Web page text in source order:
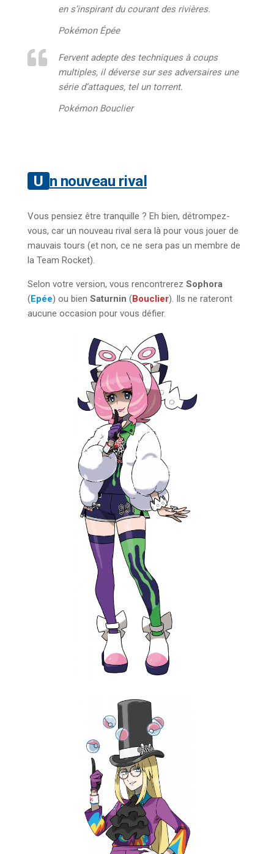
en s’inspirant du courant des rivières.
Pokémon Épée
Fervent adepte des techniques à coups
multiples, il déverse sur ses adversaires une
série d’attaques, tel un torrent.
Pokémon Bouclier
Un nouveau rival
Vous pensiez être tranquille ? Eh bien, détrompez-
vous, car un nouveau rival sera là pour vous jouer de
mauvais tours (et non, ce ne sera pas un membre de
la Team Rocket).
Selon votre version, vous rencontrerez Sophora
(Epée) ou bien Saturnin (Bouclier). Ils ne rateront
aucune occasion pour vous défier.